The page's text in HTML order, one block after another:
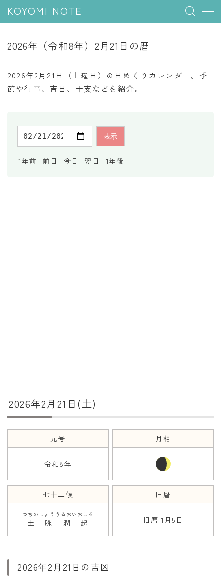
KOYOMI NOTE
五節句
二十四節気
二十八宿
二十七宿
誕生シンボル
年齢と学年
年齢・干支
子供のお祝い
2026年（令和8年）2月21日の暦
2026年2月21日（土曜日）の日めくりカレンダー。季
節や行事、吉日、干支などを紹介。
1年前 前日 今日 翌日 1年後
2026年2月21日(土)
元号
令和8年
月相
七十二候
土脉潤起
つちのしょううるおいおこる
旧暦
旧暦 1月5日
2026年2月21日の吉凶